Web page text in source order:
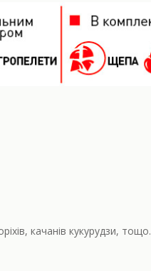
качанів кукурудзи, тощо.